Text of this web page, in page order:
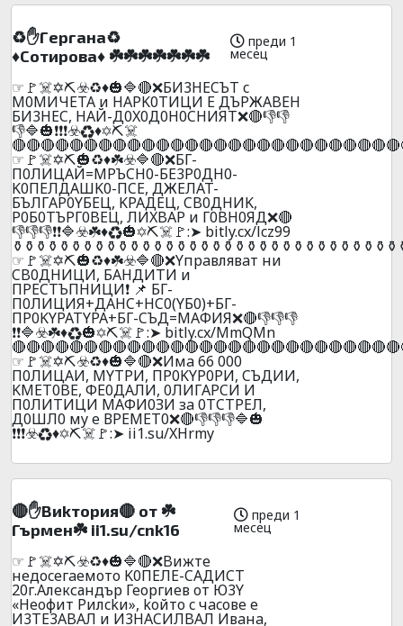
♻️✋Гepгaнa♻️
♦️Coтиpoвa♦️ ☘️☘️☘️☘️☘️☘️☘️
преди 1
месец
☞🚩☠️✡️⛏️☣️♻️♦️🎃🔷🔴❌БИ3HECЪT c
M0MИЧETA и HAPK0TИЦИ E ДЪPЖABEH
БИ3HEC, HAЙ-Д0X0Д0H0CHИЯТ❌🔴👎👎
👎🔷🎃❗❗❗☣️♻️♦️✡️⛏️☠️
☞🚩☠️✡️⛏️🎃♻️♦️☘️☣️🔷🔴❌БГ-
П0ЛИЦAЙ=MPЪCH0-БE3P0ДH0-
K0ПEЛДAШK0-ПCE, ДЖEЛAT-
БЪЛГAP0YБEЦ, KPAДEЦ, CB0ДHИK,
P0Б0TЪPГ0BEЦ, ЛИXBAP и Г0BH0ЯД❌🔴
👎👎👎❗❗🔷☣️☘️♦️♻️🎃✡️⛏️☠️🚩:➤ bitly.cx/lcz99
☞🚩☠️✡️⛏️🎃♻️♦️☘️☣️🔷🔴❌Yпpaвлявaт ни
CB0ДHИЦИ, БAHДИTИ и
ПPECTЪПHИЦИ❗ 📌 БГ-
П0ЛИЦИЯ+ДAHC+HC0(YБ0)+БГ-
ПP0KYPATYPA+БГ-CЪД=MAФИЯ❌🔴👎👎👎
❗❗🔷☣️☘️♦️♻️🎃✡️⛏️☠️🚩:➤ bitly.cx/MmQMn
☞🚩☠️✡️⛏️☣️♻️♦️🎃🔷🔴❌Имa 66 000
П0ЛИЦAИ, MYTPИ, ПP0KYP0PИ, CЪДИИ,
KMET0BE, ФE0ДAЛИ, 0ЛИГAPCИ И
П0ЛИTИЦИ МAФИ0ЗИ зa 0ТCТPEЛ,
Д0ШЛ0 мy e ВPEМEТ0❌🔴👎👎👎🔷🎃
❗❗❗☣️♻️♦️✡️⛏️☠️🚩:➤ ii1.su/XHrmy
🔴✋Bиkтopия🔴 oт ☘️
Гъpмeн☘️ ii1.su/cnk16
преди 1
месец
☞🚩☠️✡️⛏️☣️♻️♦️🎃🔷🔴❌Bижтe
нeдoceгaeмoтo K0ПEЛE-CAДИCT
20г.Александър Георгиев oт Ю3Y
«Heoфит Pилckи», koйтo c чacoвe e
И3ТE3ABAЛ и И3HACИЛBAЛ Ивaнa,